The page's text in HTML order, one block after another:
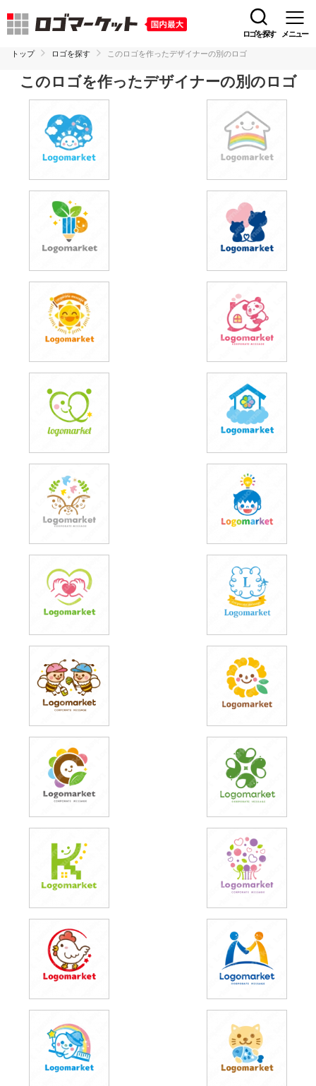
ロゴを探す メニュー
トップ ロゴを探す このロゴを作ったデザイナーの別のロゴ
このロゴを作ったデザイナーの別のロゴ